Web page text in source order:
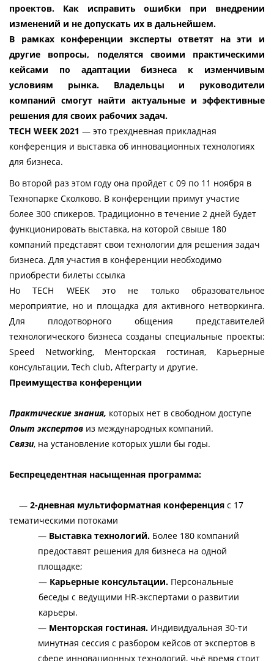
проектов. Как исправить ошибки при внедрении
изменений и не допускать их в дальнейшем.
В рамках конференции эксперты ответят на эти и
другие вопросы, поделятся своими практическими
кейсами по адаптации бизнеса к изменчивым
условиям рынка. Владельцы и руководители
компаний смогут найти актуальные и эффективные
решения для своих рабочих задач.
TECH WEEK 2021 — это трехдневная прикладная
конференция и выставка об инновационных технологиях
для бизнеса.
Во второй раз этом году она пройдет с 09 по 11 ноября в
Технопарке Сколково. В конференции примут участие
более 300 спикеров. Традиционно в течение 2 дней будет
функционировать выставка, на которой свыше 180
компаний представят свои технологии для решения задач
бизнеса. Для участия в конференции необходимо
приобрести билеты ссылка
Но TECH WEEK это не только образовательное
мероприятие, но и площадка для активного нетворкинга.
Для плодотворного общения представителей
технологического бизнеса созданы специальные проекты:
Speed Networking, Менторская гостиная, Карьерные
консультации, Tech club, Afterparty и другие.
Преимущества конференции
Практические знания, которых нет в свободном доступе
Опыт экспертов из международных компаний.
Связи, на установление которых ушли бы годы.
Беспрецедентная насыщенная программа:
— 2-дневная мультиформатная конференция c 17
тематическими потоками
— Выставка технологий. Более 180 компаний
предоставят решения для бизнеса на одной
площадке;
— Карьерные консультации. Персональные
беседы с ведущими HR-экспертами о развитии
карьеры.
— Менторская гостиная. Индивидуальная 30-ти
минутная сессия с разбором кейсов от экспертов в
сфере инновационных технологий, чьё время стоит